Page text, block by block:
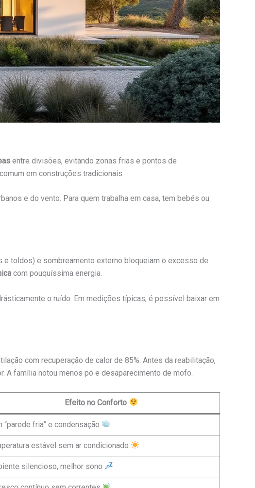
entre divisões, evitando zonas frias e pontos de
em construções tradicionais.
e do vento. Para quem trabalha em casa, tem bebés ou
e toldos) e sombreamento externo bloqueiam o excesso de
com pouquíssima energia.
o ruído. Em medições típicas, é possível baixar em
com recuperação de calor de 85%. Antes da reabilitação,
A família notou menos pó e desaparecimento de mofo.
Efeito no Conforto
“parede fria” e condensação
estável sem ar condicionado
silencioso, melhor sono